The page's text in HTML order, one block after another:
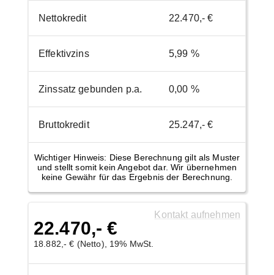
Nettokredit 22.470,- €
Effektivzins 5,99 %
Zinssatz gebunden p.a. 0,00 %
Bruttokredit 25.247,- €
Wichtiger Hinweis: Diese Berechnung gilt als Muster
und stellt somit kein Angebot dar. Wir übernehmen
keine Gewähr für das Ergebnis der Berechnung.
22.470,- €
18.882,- € (Netto), 19% MwSt.
Kontakt aufnehmen